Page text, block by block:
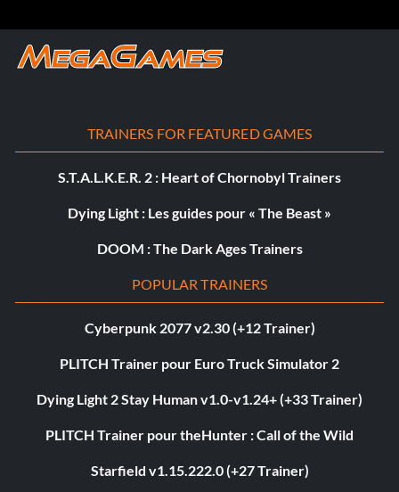
TRAINERS FOR FEATURED GAMES
S.T.A.L.K.E.R. 2 : Heart of Chornobyl Trainers
Dying Light : Les guides pour « The Beast »
DOOM : The Dark Ages Trainers
POPULAR TRAINERS
Cyberpunk 2077 v2.30 (+12 Trainer)
PLITCH Trainer pour Euro Truck Simulator 2
Dying Light 2 Stay Human v1.0-v1.24+ (+33 Trainer)
PLITCH Trainer pour theHunter : Call of the Wild
Starfield v1.15.222.0 (+27 Trainer)